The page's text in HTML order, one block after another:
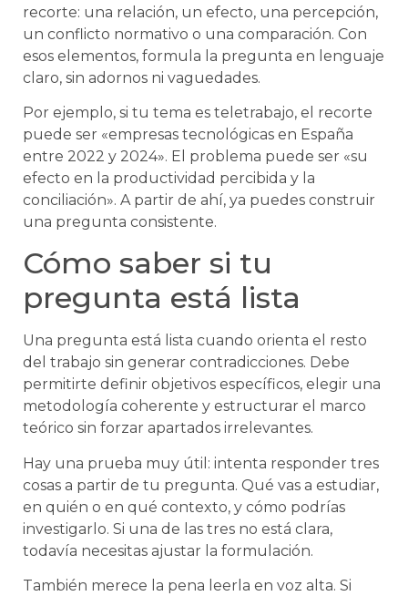
recorte: una relación, un efecto, una percepción,
un conflicto normativo o una comparación. Con
esos elementos, formula la pregunta en lenguaje
claro, sin adornos ni vaguedades.
Por ejemplo, si tu tema es teletrabajo, el recorte
puede ser «empresas tecnológicas en España
entre 2022 y 2024». El problema puede ser «su
efecto en la productividad percibida y la
conciliación». A partir de ahí, ya puedes construir
una pregunta consistente.
Cómo saber si tu
pregunta está lista
Una pregunta está lista cuando orienta el resto
del trabajo sin generar contradicciones. Debe
permitirte definir objetivos específicos, elegir una
metodología coherente y estructurar el marco
teórico sin forzar apartados irrelevantes.
Hay una prueba muy útil: intenta responder tres
cosas a partir de tu pregunta. Qué vas a estudiar,
en quién o en qué contexto, y cómo podrías
investigarlo. Si una de las tres no está clara,
todavía necesitas ajustar la formulación.
También merece la pena leerla en voz alta. Si